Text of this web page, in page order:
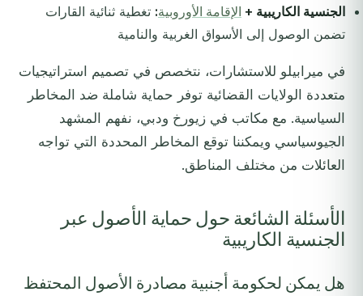
الجنسية الكاريبية + الإقامة الأوروبية: تغطية ثنائية القارات
تضمن الوصول إلى الأسواق الغربية والنامية
في ميرابيلو للاستشارات، نتخصص في تصميم استراتيجيات
متعددة الولايات القضائية توفر حماية شاملة ضد المخاطر
السياسية. مع مكاتب في زيورخ ودبي، نفهم المشهد
الجيوسياسي ويمكننا توقع المخاطر المحددة التي تواجه
العائلات من مختلف المناطق.
الأسئلة الشائعة حول حماية الأصول عبر
الجنسية الكاريبية
هل يمكن لحكومة أجنبية مصادرة الأصول المحتفظ